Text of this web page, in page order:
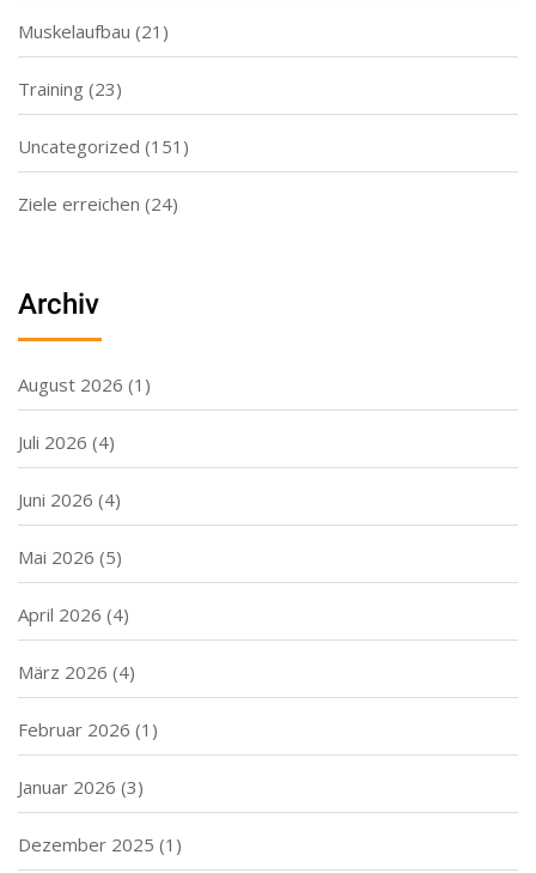
Muskelaufbau (21)
Training (23)
Uncategorized (151)
Ziele erreichen (24)
Archiv
August 2026 (1)
Juli 2026 (4)
Juni 2026 (4)
Mai 2026 (5)
April 2026 (4)
März 2026 (4)
Februar 2026 (1)
Januar 2026 (3)
Dezember 2025 (1)